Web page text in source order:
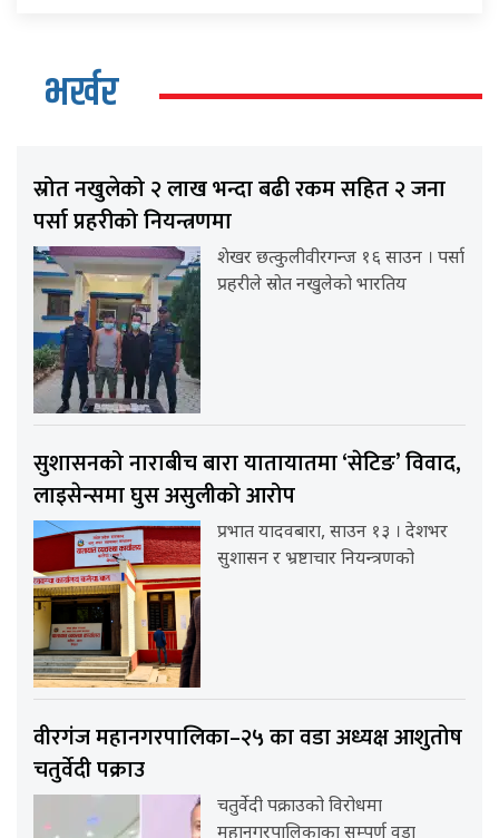
भर्खर
स्रोत नखुलेको २ लाख भन्दा बढी रकम सहित २ जना
पर्सा प्रहरीको नियन्त्रणमा
शेखर छत्कुलीवीरगन्ज १६ साउन । पर्सा
प्रहरीले स्रोत नखुलेको भारतिय
सुशासनको नाराबीच बारा यातायातमा ‘सेटिङ’ विवाद,
लाइसेन्समा घुस असुलीको आरोप
प्रभात यादवबारा, साउन १३ । देशभर
सुशासन र भ्रष्टाचार नियन्त्रणको
वीरगंज महानगरपालिका–२५ का वडा अध्यक्ष आशुतोष
चतुर्वेदी पक्राउ
चतुर्वेदी पक्राउको विरोधमा